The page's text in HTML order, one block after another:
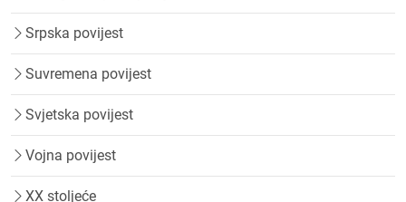
Srpska povijest
Suvremena povijest
Svjetska povijest
Vojna povijest
XX stoljeće